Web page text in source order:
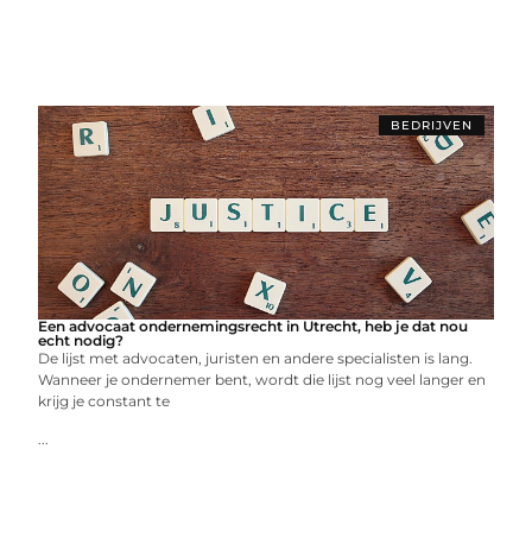
BEDRIJVEN
Een advocaat ondernemingsrecht in Utrecht, heb je dat nou
echt nodig?
De lijst met advocaten, juristen en andere specialisten is lang.
Wanneer je ondernemer bent, wordt die lijst nog veel langer en
krijg je constant te
...